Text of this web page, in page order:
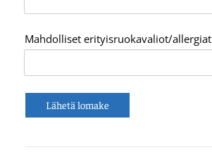
Mahdolliset erityisruokavaliot/allergiat
Lähetä lomake